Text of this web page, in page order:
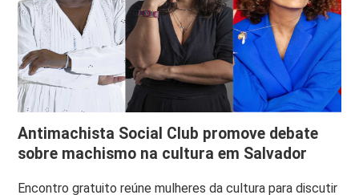
Antimachista Social Club promove debate
sobre machismo na cultura em Salvador
Encontro gratuito reúne mulheres da cultura para discutir